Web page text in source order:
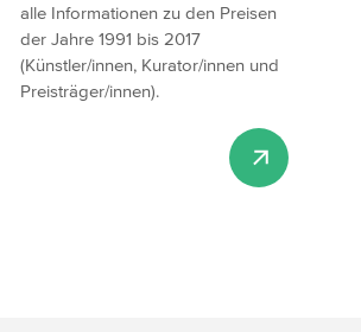
alle Informationen zu den Preisen
der Jahre 1991 bis 2017
(Künstler/innen, Kurator/innen und
Preisträger/innen).